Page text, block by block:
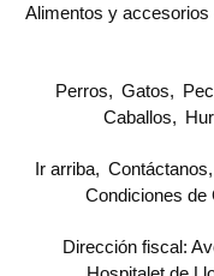
Alimentos y accesorios
Perros Gatos
Caballos
Ir arriba Contáctanos
Condiciones de
Dirección fiscal: